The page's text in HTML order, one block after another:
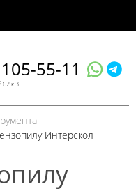
55-11
62 к.3
Интерскол